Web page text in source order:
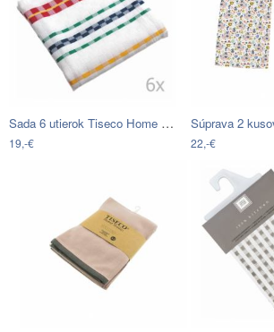
Sada 6 utierok Tiseco Home Studio…
19,-€ 22,-€